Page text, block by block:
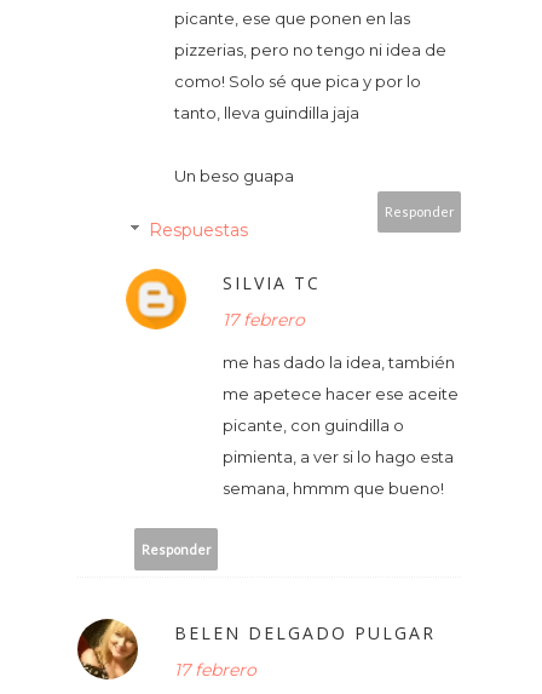
picante, ese que ponen en las
pizzerias, pero no tengo ni idea de
como! Solo sé que pica y por lo
tanto, lleva guindilla jaja
Un beso guapa
Responder
Respuestas
SILVIA TC
17 febrero
me has dado la idea, también
me apetece hacer ese aceite
picante, con guindilla o
pimienta, a ver si lo hago esta
semana, hmmm que bueno!
Responder
BELEN DELGADO PULGAR
17 febrero